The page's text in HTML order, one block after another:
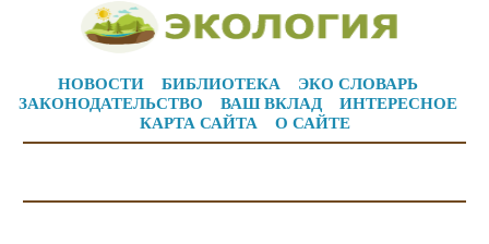
НОВОСТИ БИБЛИОТЕКА
ЭКО СЛОВАРЬ
ЗАКОНОДАТЕЛЬСТВО
ВАШ ВКЛАД
ИНТЕРЕСНОЕ
КАРТА САЙТА
О САЙТЕ